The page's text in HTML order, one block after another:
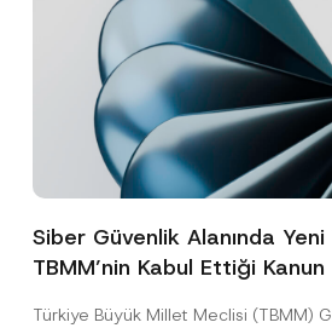
Siber Güvenlik Alanında Yeni
TBMM’nin Kabul Ettiği Kanun
Türkiye Büyük Millet Meclisi (TBMM)